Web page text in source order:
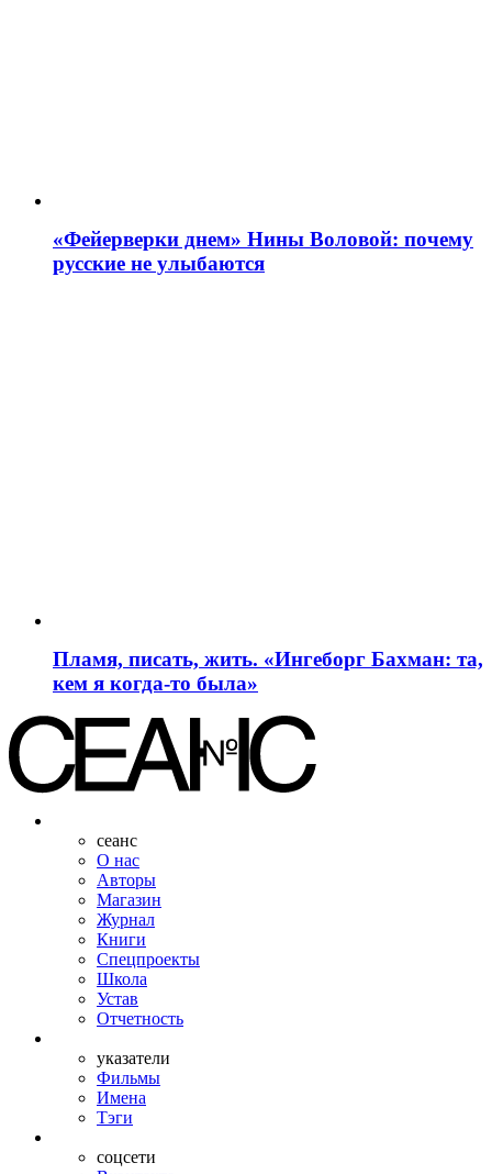
«Фейерверки днем» Нины Воловой: почему
русские не улыбаются
Пламя, писать, жить. «Ингеборг Бахман: та,
кем я когда-то была»
сеанс
О нас
Авторы
Магазин
Журнал
Книги
Спецпроекты
Школа
Устав
Отчетность
указатели
Фильмы
Имена
Тэги
соцсети